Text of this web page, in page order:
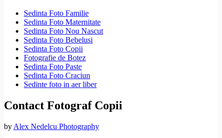
Sedinta Foto Familie
Sedinta Foto Maternitate
Sedinta Foto Nou Nascut
Sedinta Foto Bebelusi
Sedinta Foto Copii
Fotografie de Botez
Sedinta Foto Paste
Sedinta Foto Craciun
Sedinte foto in aer liber
Contact Fotograf Copii
by Alex Nedelcu Photography